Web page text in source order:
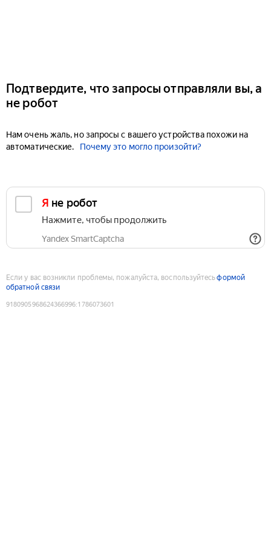
Подтвердите, что запросы отправляли вы, а
не робот
Нам очень жаль, но запросы с вашего устройства похожи на
автоматические.
Почему это могло произойти?
Я не робот
Нажмите, чтобы продолжить
Yandex SmartCaptcha
Если у вас возникли проблемы, пожалуйста, воспользуйтесьформой
обратной связи
9180905968624366996:1786073601